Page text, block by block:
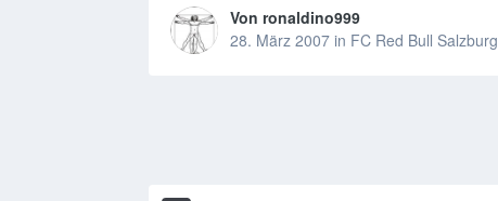
Von ronaldino999
28. März 2007 in FC Red Bull Salzburg